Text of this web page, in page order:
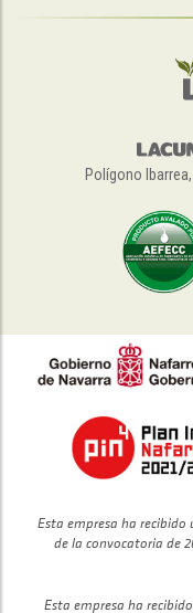
Polígono
Esta empresa ha
de la convocatoria de
Esta empresa ha